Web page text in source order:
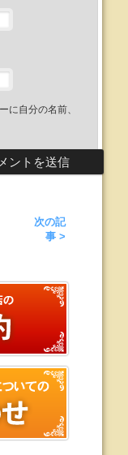
に自分の名前、
次の記
事 >